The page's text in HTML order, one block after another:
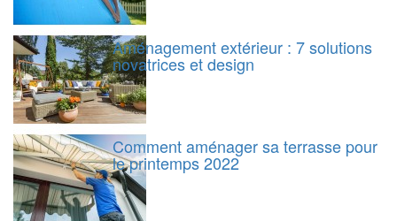
Aménagement extérieur : 7 solutions
novatrices et design
Comment aménager sa terrasse pour
le printemps 2022